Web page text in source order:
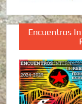
Encuentros